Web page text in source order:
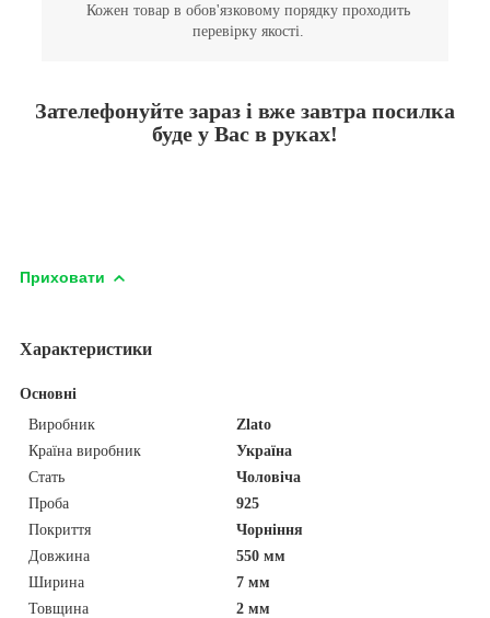
Кожен товар в обов'язковому порядку проходить
перевірку якості.
Зателефонуйте зараз і вже завтра посилка
буде у Вас в руках!
Приховати
Характеристики
Основні
Виробник
Zlato
Країна виробник
Україна
Стать
Чоловіча
Проба
925
Покриття
Чорніння
Довжина
550 мм
Ширина
7 мм
Товщина
2 мм